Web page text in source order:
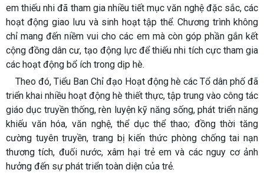
em thiếu nhi đã tham gia nhiều tiết mục văn nghệ đặc sắc, các
hoạt động giao lưu và sinh hoạt tập thể. Chương trình không
chỉ mang đến niềm vui cho các em mà còn góp phần gắn kết
cộng đồng dân cư, tạo động lực để thiếu nhi tích cực tham gia
các hoạt động bổ ích trong dịp hè.
Theo đó, Tiểu Ban Chỉ đạo Hoạt động hè các Tổ dân phố đã
triển khai nhiều hoạt động hè thiết thực, tập trung vào công tác
giáo dục truyền thống, rèn luyện kỹ năng sống, phát triển năng
khiếu văn hóa, văn nghệ, thể dục thể thao; đồng thời tăng
cường tuyên truyền, trang bị kiến thức phòng chống tai nạn
thương tích, đuối nước, xâm hại trẻ em và các nguy cơ ảnh
hưởng đến sự phát triển toàn diện của trẻ.